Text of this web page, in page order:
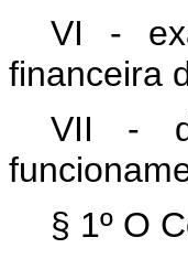
VI -
financeira
VII -
§ 1º O